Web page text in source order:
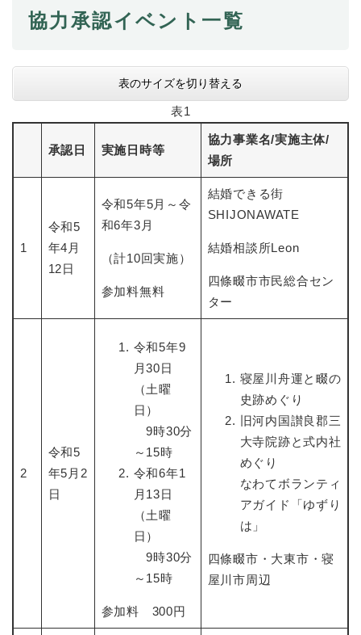
イベント・施設予約
防災・安全
・
安
の
ニ
ュ
を
ら
子育て・教育
子
・
の
ニ
ー
ひ
ら
く
健康・医療・福祉
健
を
スポーツ・文化
ス
文
ュ
を
ま
境
ひ
しごと・産業
し
ご
・
産
業
の
メ
ニ
を
ひ
く
政
情
の
メ
ニ
ら
協力承認イベント一覧
表のサイズを切り替える
表1
承認日 実施日時等
協力事業名/実施主体/
場所
1
令和5
年4月
12日
令和5年5月～令
和6年3月
（計10回実施）
参加料無料
結婚できる街
SHIJONAWATE
結婚相談所Leon
四條畷市市民総合セン
ター
2
令和5
年5月2
日
令和5年9
月30日
（土曜
日）
9時30分
～15時
令和6年1
月13日
（土曜
日）
9時30分
～15時
参加料 300円
寝屋川舟運と畷の
史跡めぐり
旧河内国讃良郡三
大寺院跡と式内社
めぐり
なわてボランティ
アガイド「ゆずり
は」
四條畷市・大東市・寝
屋川市周辺